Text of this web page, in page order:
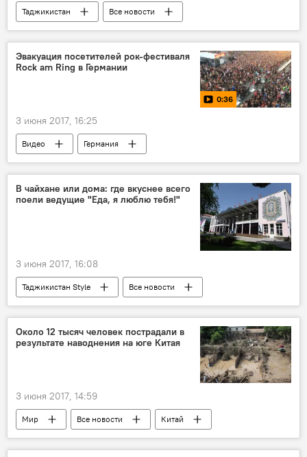
Таджикистан
Все новости
Узбекистан
Новости Душанбе
Эвакуация посетителей рок-фестиваля
Rock am Ring в Германии
0:36
3 июня 2017, 16:25
Видео Германия
В чайхане или дома: где вкуснее всего
поели ведущие "Еда, я люблю тебя!"
3 июня 2017, 16:08
Таджикистан Style
Все новости
Истории успешных таджиков
Таджикистан
Около 12 тысяч человек пострадали в
результате наводнения на юге Китая
3 июня 2017, 14:59
Мир Все новости Китай